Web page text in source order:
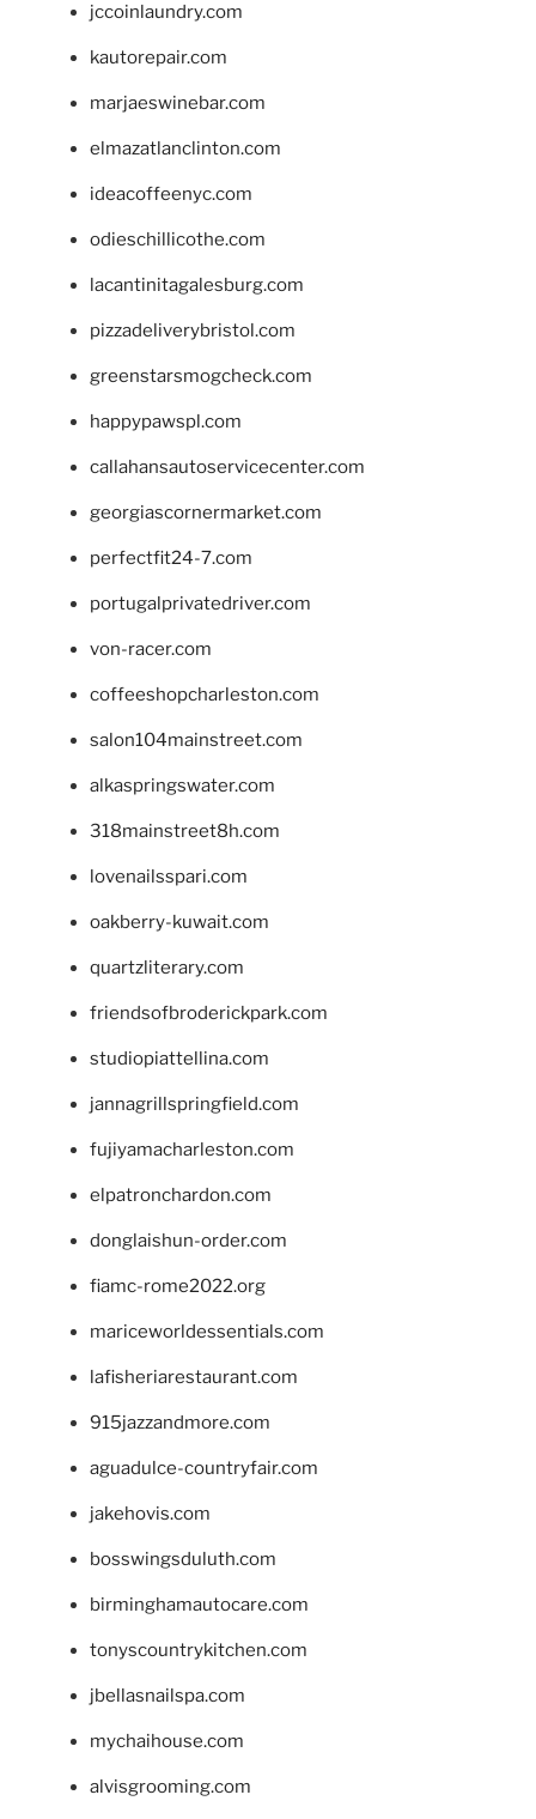
jccoinlaundry.com
kautorepair.com
marjaeswinebar.com
elmazatlanclinton.com
ideacoffeenyc.com
odieschillicothe.com
lacantinitagalesburg.com
pizzadeliverybristol.com
greenstarsmogcheck.com
happypawspl.com
callahansautoservicecenter.com
georgiascornermarket.com
perfectfit24-7.com
portugalprivatedriver.com
von-racer.com
coffeeshopcharleston.com
salon104mainstreet.com
alkaspringswater.com
318mainstreet8h.com
lovenailsspari.com
oakberry-kuwait.com
quartzliterary.com
friendsofbroderickpark.com
studiopiattellina.com
jannagrillspringfield.com
fujiyamacharleston.com
elpatronchardon.com
donglaishun-order.com
fiamc-rome2022.org
mariceworldessentials.com
lafisheriarestaurant.com
915jazzandmore.com
aguadulce-countryfair.com
jakehovis.com
bosswingsduluth.com
birminghamautocare.com
tonyscountrykitchen.com
jbellasnailspa.com
mychaihouse.com
alvisgrooming.com